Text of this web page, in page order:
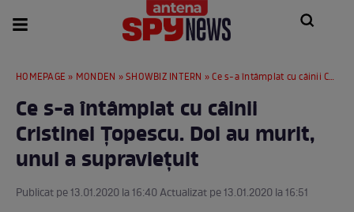
HOMEPAGE » MONDEN »SHOWBIZ INTERN » Ce s-a întâmplat cu câinii Cristinei Țopescu. Doi au murit, unul a supraviețuit
Ce s-a întâmplat cu câinii
Cristinei Țopescu. Doi au murit,
unul a supraviețuit
Publicat pe 13.01.2020 la 16:40 Actualizat pe 13.01.2020 la 16:51